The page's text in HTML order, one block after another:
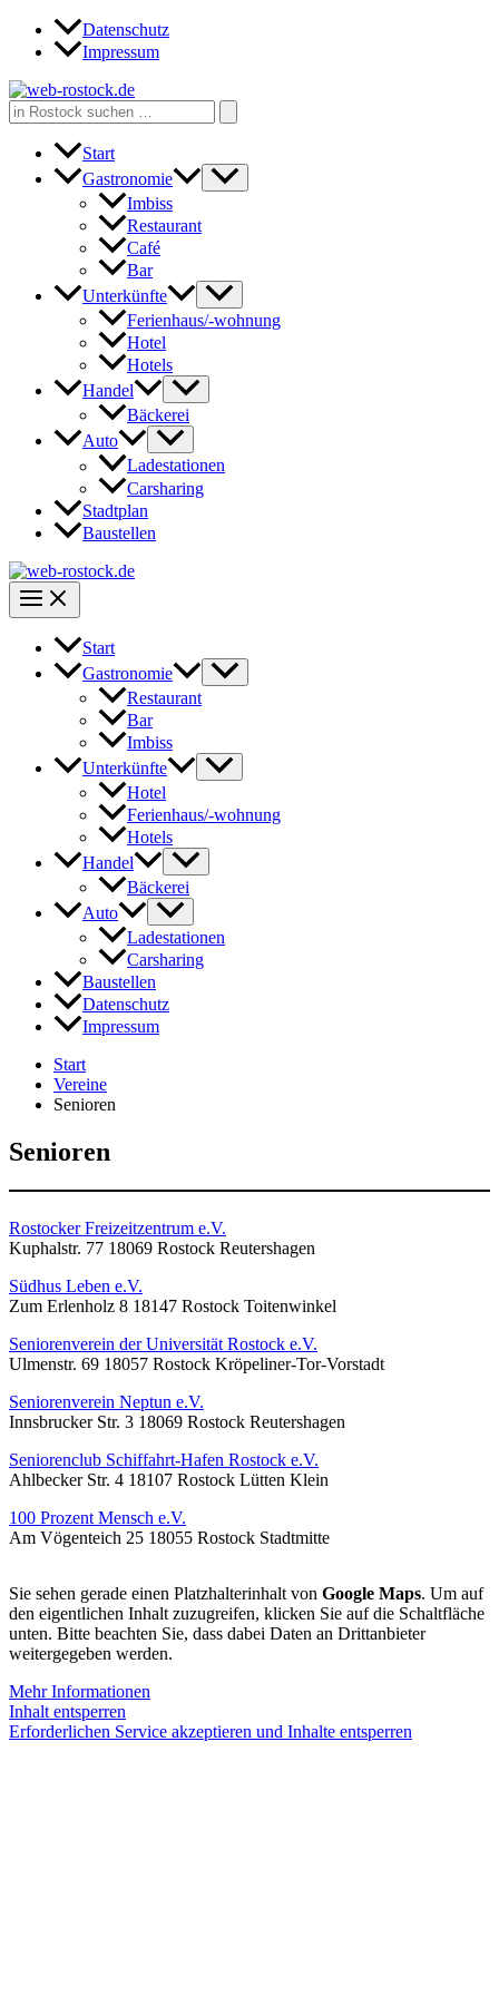
Zum
Inhalt
Datenschutz
Impressum
Search
for:
Start
Gastronomie
Imbiss
Restaurant
Café
Bar
Unterkünfte
Ferienhaus/-wohnung
Hotel
Hotels
Handel
Bäckerei
Auto
Ladestationen
Carsharing
Stadtplan
Baustellen
Start
Gastronomie
Restaurant
Bar
Imbiss
Unterkünfte
Hotel
Ferienhaus/-wohnung
Hotels
Handel
Bäckerei
Auto
Ladestationen
Carsharing
Baustellen
Datenschutz
Impressum
Start
Vereine
Senioren
Senioren
Rostocker Freizeitzentrum e.V.
Kuphalstr. 77 18069 Rostock Reutershagen
Südhus Leben e.V.
Zum Erlenholz 8 18147 Rostock Toitenwinkel
Seniorenverein der Universität Rostock e.V.
Ulmenstr. 69 18057 Rostock Kröpeliner-Tor-Vorstadt
Seniorenverein Neptun e.V.
Innsbrucker Str. 3 18069 Rostock Reutershagen
Seniorenclub Schiffahrt-Hafen Rostock e.V.
Ahlbecker Str. 4 18107 Rostock Lütten Klein
100 Prozent Mensch e.V.
Am Vögenteich 25 18055 Rostock Stadtmitte
Sie sehen gerade einen Platzhalterinhalt von Google Maps. Um auf
den eigentlichen Inhalt zuzugreifen, klicken Sie auf die Schaltfläche
unten. Bitte beachten Sie, dass dabei Daten an Drittanbieter
weitergegeben werden.
Mehr Informationen
Inhalt entsperren
Erforderlichen Service akzeptieren und Inhalte entsperren